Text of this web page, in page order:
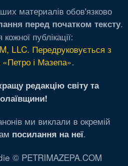
материалів обов'язково
перед початком тексту.
публікації:
LLC. Передруковується з
і Мазепа».
редакцію світу та
ми виклали в окремій
посилання на неї.
© PETRIMAZEPA.COM